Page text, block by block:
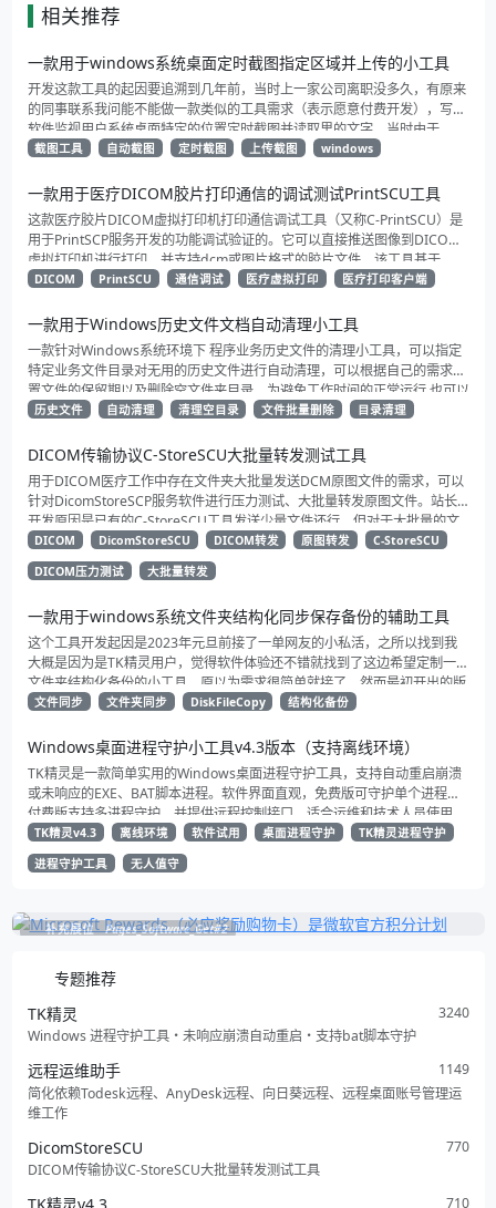
相关推荐
一款用于windows系统桌面定时截图指定区域并上传的小工具
开发这款工具的起因要追溯到几年前，当时上一家公司离职没多久，有原来
的同事联系我问能不能做一款类似的工具需求（表示愿意付费开发），写个
软件监视用户系统桌面特定的位置定时截图并读取里的文字，当时由于
TesseractOCR这块已经把我折腾的很反感了（工作量太大了）于是便婉拒
生了做一个适用范围更广的屏幕自动抓取上传，只需要事先设定好指定位置
（允许多个），工具就会定时截图并往指定的地址推送，适合需要定时监听
指定屏幕区域内容来判断内容是否变更的业务。
截图工具 自动截图 定时截图 上传截图 windows
一款用于医疗DICOM胶片打印通信的调试测试PrintSCU工具
这款医疗胶片DICOM虚拟打印机打印通信调试工具（又称C-PrintSCU）是
用于PrintSCP服务开发的功能调试验证的。它可以直接推送图像到DICOM
虚拟打印机进行打印，并支持dcm或图片格式的胶片文件。该工具基于
DICOM 3.0标准开发，测试验证了多款网络上的虚拟打印软件的正常打印功
息输出，可用于排查客户端和服务端的通信协议问题。
DICOM PrintSCU 通信调试 医疗虚拟打印 医疗打印客户端
一款用于Windows历史文件文档自动清理小工具
一款针对Windows系统环境下 程序业务历史文件的清理小工具，可以指定
特定业务文件目录对无用的历史文件进行自动清理，可以根据自己的需求设
置文件的保留期以及删除空文件夹目录。为避免工作时间的正常运行 也可以
设置闲时执行（0点到7点）。
历史文件 自动清理 清理空目录 文件批量删除 目录清理
DICOM传输协议C-StoreSCU大批量转发测试工具
用于DICOM医疗工作中存在文件夹大批量发送DCM原图文件的需求，可以
针对DicomStoreSCP服务软件进行压力测试、大批量转发原图文件。站长
开发原因是已有的C-StoreSCU工具发送少量文件还行，但对于大批量的文
件发送实在力有未逮，于是就开发了一个大批量的发送测试工具（C-
StoreSCU）专门用于工作测试的版本，然后再基于这一版的软件美化下界
面后就诞生了这款DicomStoreSCU。
DICOM DicomStoreSCU DICOM转发 原图转发
C-StoreSCU
DICOM压力测试
大批量转发
一款用于windows系统文件夹结构化同步保存备份的辅助工具
这个工具开发起因是2023年元旦前接了一单网友的小私活，之所以找到我
大概是因为是TK精灵用户，觉得软件体验还不错就找到了这边希望定制一款
文件夹结构化备份的小工具，原以为需求很简单就接了，然而最初开出的版
本体验备份效率却非常的拉跨，期间对方给我提供了一些比较好的建议和思
同步备份效果还不错，实现了定时全量备份，以及错误信息输出（界面限仅
展示最新的n条）
文件同步 文件夹同步 DiskFileCopy 结构化备份
Windows桌面进程守护小工具v4.3版本（支持离线环境）
TK精灵是一款简单实用的Windows桌面进程守护工具，支持自动重启崩溃
或未响应的EXE、BAT脚本进程。软件界面直观，免费版可守护单个进程，
付费版支持多进程守护，并提供远程控制接口。适合运维和技术人员使用，
无需复杂操作即可高效管理进程运行状态。
TK精灵v4.3 离线环境 软件试用 桌面进程守护
TK精灵进程守护
进程守护工具
无人值守
补充展位 Pages_Software_Get#2
专题推荐
TK精灵
3240
Windows 进程守护工具・未响应崩溃自动重启・支持bat脚本守护
远程运维助手
1149
简化依赖Todesk远程、AnyDesk远程、向日葵远程、远程桌面账号管理运
维工作
DicomStoreSCU
770
DICOM传输协议C-StoreSCU大批量转发测试工具
710